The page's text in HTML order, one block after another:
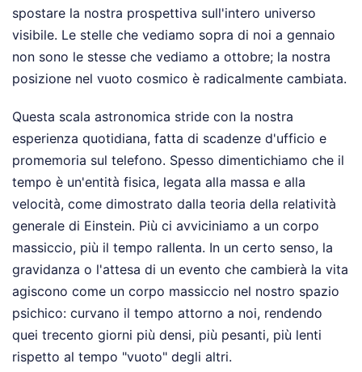
spostare la nostra prospettiva sull'intero universo
visibile. Le stelle che vediamo sopra di noi a gennaio
non sono le stesse che vediamo a ottobre; la nostra
posizione nel vuoto cosmico è radicalmente cambiata.
Questa scala astronomica stride con la nostra
esperienza quotidiana, fatta di scadenze d'ufficio e
promemoria sul telefono. Spesso dimentichiamo che il
tempo è un'entità fisica, legata alla massa e alla
velocità, come dimostrato dalla teoria della relatività
generale di Einstein. Più ci avviciniamo a un corpo
massiccio, più il tempo rallenta. In un certo senso, la
gravidanza o l'attesa di un evento che cambierà la vita
agiscono come un corpo massiccio nel nostro spazio
psichico: curvano il tempo attorno a noi, rendendo
quei trecento giorni più densi, più pesanti, più lenti
rispetto al tempo "vuoto" degli altri.